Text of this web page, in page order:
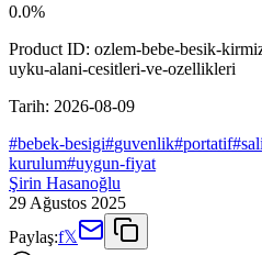
0.0%
Product ID: ozlem-bebe-besik-
uyku-alani-cesitleri-ve-ozellikleri
Tarih: 2026-08-09
#bebek-besigi#guvenlik#portatif#
kurulum#uygun-fiyat
Şirin Hasanoğlu
29 Ağustos 2025
Paylaş:f𝕏